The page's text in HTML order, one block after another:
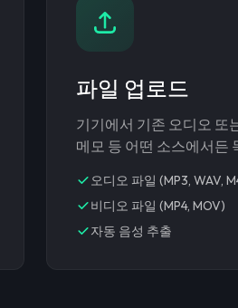
파일 업로드
기기에서 기존 오디오 또
메모 등 어떤 소스에서든
오디오 파일 (MP3, WAV,
비디오 파일 (MP4, MOV)
자동 음성 추출